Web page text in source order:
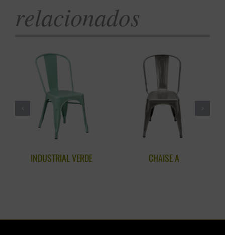
relacionados
INDUSTRIAL VERDE CHAISE A